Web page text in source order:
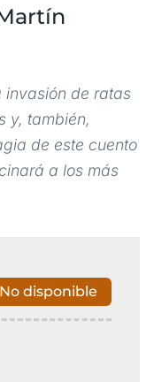
invasión de ratas
y, también,
de este cuento
a los más
No disponible